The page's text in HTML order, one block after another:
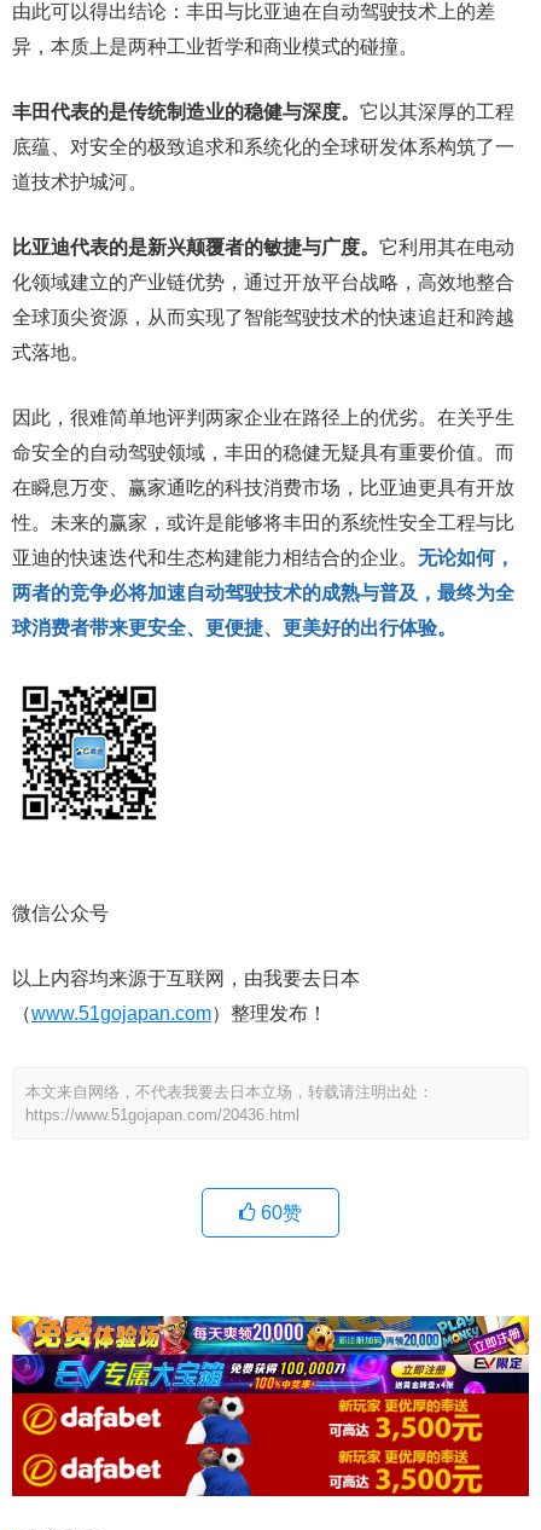
由此可以得出结论：丰田与比亚迪在自动驾驶技术上的差
异，本质上是两种工业哲学和商业模式的碰撞。
丰田代表的是传统制造业的稳健与深度。 它以其深厚的工程
底蕴、对安全的极致追求和系统化的全球研发体系构筑了一
道技术护城河。
比亚迪代表的是新兴颠覆者的敏捷与广度。 它利用其在电动
化领域建立的产业链优势，通过开放平台战略，高效地整合
全球顶尖资源，从而实现了智能驾驶技术的快速追赶和跨越
式落地。
因此，很难简单地评判两家企业在路径上的优劣。在关乎生
命安全的自动驾驶领域，丰田的稳健无疑具有重要价值。而
在瞬息万变、赢家通吃的科技消费市场，比亚迪更具有开放
性。未来的赢家，或许是能够将丰田的系统性安全工程与比
亚迪的快速迭代和生态构建能力相结合的企业。 无论如何，
两者的竞争必将加速自动驾驶技术的成熟与普及，最终为全
球消费者带来更安全、更便捷、更美好的出行体验。
微信公众号
以上内容均来源于互联网，由我要去日本
（www.51gojapan.com）整理发布！
本文来自网络，不代表我要去日本立场，转载请注明出处：
https://www.51gojapan.com/20436.html
60赞